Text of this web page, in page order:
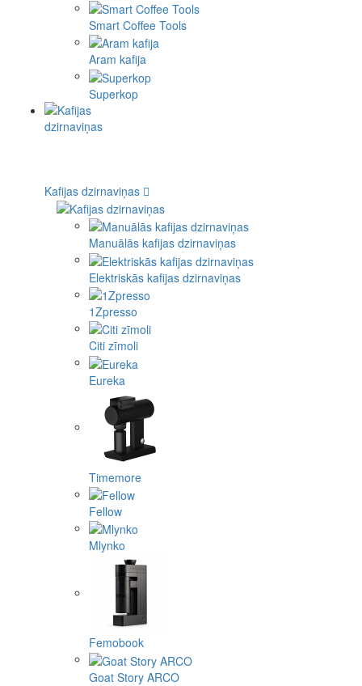
Smart Coffee Tools
Aram kafija
Superkop
Kafijas dzirnaviņas
Manuālās kafijas dzirnaviņas
Elektriskās kafijas dzirnaviņas
1Zpresso
Citi zīmoli
Eureka
Timemore
Fellow
Mlynko
Femobook
Goat Story ARCO